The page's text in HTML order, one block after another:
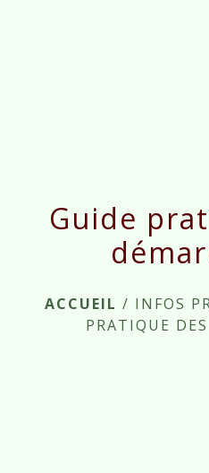
Guide
ACCUEIL / INFOS
PRATIQUE